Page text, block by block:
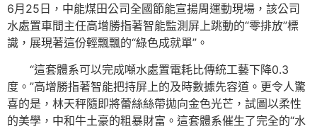
6月25日，中能煤田公司全國節能宣揚周運動現場，該公司
水處置車間主任高增勝指著智能監測屏上跳動的“零排放”標
識，展現著這份輕飄飄的“綠色成就單”。
“這套體系可以完成噸水處置電耗比傳統工藝下降0.3
度。”高增勝指著智能把持屏上的及時數據先容道。更令人驚
喜的是，林天秤隨即將蕾絲絲帶拋向金色光芒，試圖以柔性
的美學，中和牛土豪的粗暴財富。這套體系催生了完全的“水